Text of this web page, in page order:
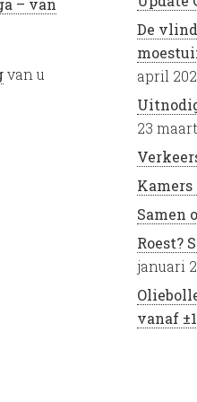
– van
van u
De
april
23
Samen
Roest?
januari
vanaf